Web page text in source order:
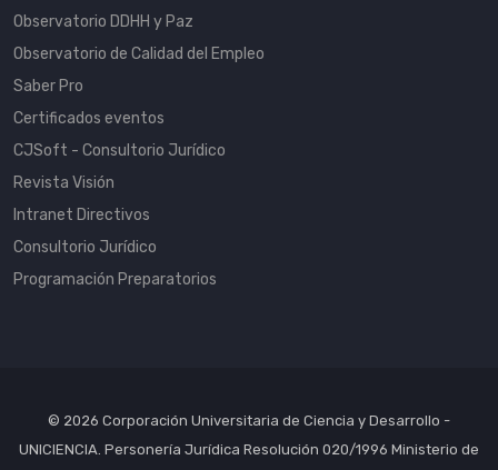
Observatorio DDHH y Paz
Observatorio de Calidad del Empleo
Saber Pro
Certificados eventos
CJSoft - Consultorio Jurídico
Revista Visión
Intranet Directivos
Consultorio Jurídico
Programación Preparatorios
© 2026 Corporación Universitaria de Ciencia y Desarrollo -
UNICIENCIA. Personería Jurídica Resolución 020/1996 Ministerio de